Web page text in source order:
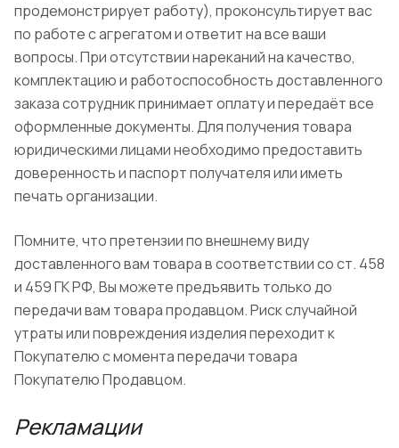
продемонстрирует работу), проконсультирует вас
по работе с агрегатом и ответит на все ваши
вопросы. При отсутствии нареканий на качество,
комплектацию и работоспособность доставленного
заказа сотрудник принимает оплату и передаёт все
оформленные документы. Для получения товара
юридическими лицами необходимо предоставить
доверенность и паспорт получателя или иметь
печать организации.
Помните, что претензии по внешнему виду
доставленного вам товара в соответствии со ст. 458
и 459 ГК РФ, Вы можете предъявить только до
передачи вам товара продавцом. Риск случайной
утраты или повреждения изделия переходит к
Покупателю с момента передачи товара
Покупателю Продавцом.
Рекламации